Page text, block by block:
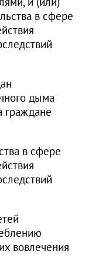
в сфере
дыма
граждане
в сфере
вовлечения